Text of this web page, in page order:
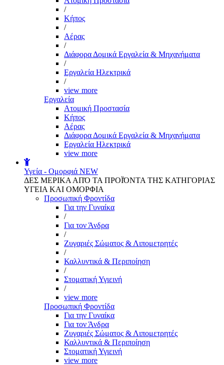
/
Kήπος
/
Αέρας
/
Διάφορα Δομικά Εργαλεία & Μηχανήματα
/
Εργαλεία Ηλεκτρικά
/
view more
Εργαλεία
Aτομική Προστασία
Kήπος
Αέρας
Διάφορα Δομικά Εργαλεία & Μηχανήματα
Εργαλεία Ηλεκτρικά
view more
Υγεία - Ομορφιά NEW
ΔΕΣ ΜΕΡΙΚΑ ΑΠΌ ΤΑ ΠΡΟΪΌΝΤΑ ΤΗΣ ΚΑΤΗΓΟΡΙΑΣ
ΥΓΕΙΑ ΚΑΙ ΟΜΟΡΦΙΑ
Προσωπική Φροντίδα
Για την Γυναίκα
/
Για τον Άνδρα
/
Ζυγαριές Σώματος & Λιπομετρητές
/
Καλλυντικά & Περιποίηση
/
Στοματική Υγιεινή
/
view more
Προσωπική Φροντίδα
Για την Γυναίκα
Για τον Άνδρα
Ζυγαριές Σώματος & Λιπομετρητές
Καλλυντικά & Περιποίηση
Στοματική Υγιεινή
view more